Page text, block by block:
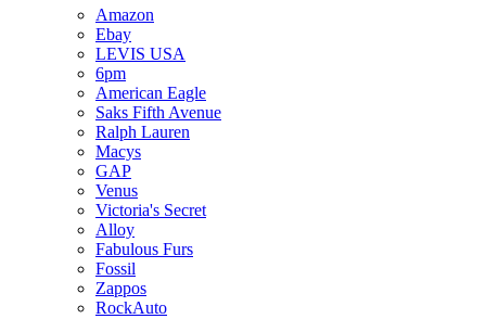
Amazon
Ebay
LEVIS USA
6pm
American Eagle
Saks Fifth Avenue
Ralph Lauren
Macys
GAP
Venus
Victoria's Secret
Alloy
Fabulous Furs
Fossil
Zappos
RockAuto